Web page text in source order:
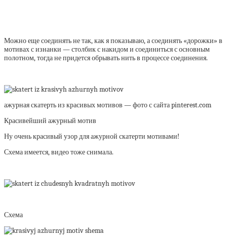
Можно еще соединять не так, как я показываю, а соединять «дорожки» в
мотивах с изнанки — столбик с накидом и соединиться с основным
полотном, тогда не придется обрывать нить в процессе соединения.
ажурная скатерть из красивых мотивов — фото с сайта pinterest.com
Красивейший ажурный мотив
Ну очень красивый узор для ажурной скатерти мотивами!
Схема имеется, видео тоже снимала.
Схема